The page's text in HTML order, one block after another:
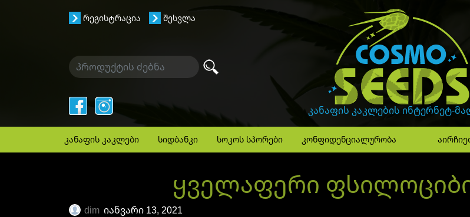
GanjaLiveSeeds
კანაფის კაკლების ინტერნეტ-
რეგისტრაცია შესვლა
კანაფის კაკლები სიდბანკი სოკოს სპორები კონფიდენციალურობა
ყველაფერი
dim იანვარი 13, 2021